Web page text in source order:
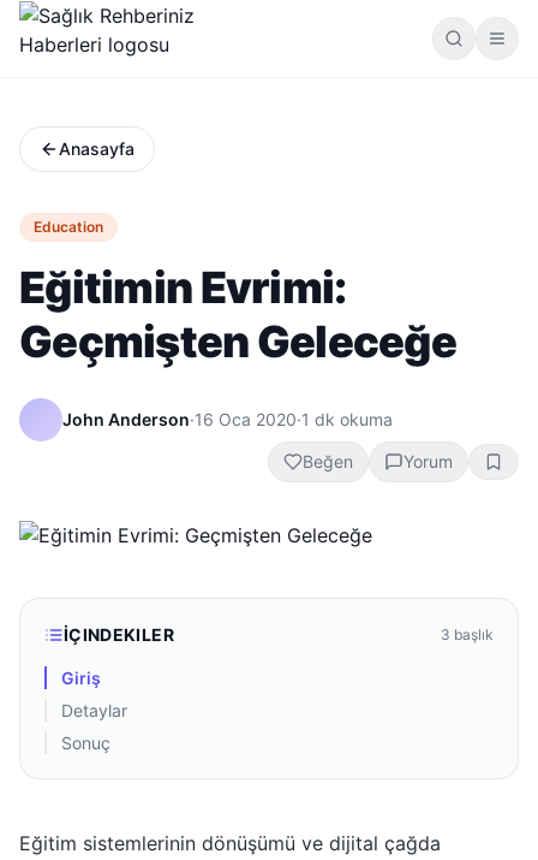
Anasayfa
Education
Eğitimin Evrimi:
Geçmişten Geleceğe
John Anderson·16 Oca 2020·1 dk okuma
Beğen Yorum
İÇINDEKILER 3 başlık
Giriş
Detaylar
Sonuç
Eğitim sistemlerinin dönüşümü ve dijital çağda